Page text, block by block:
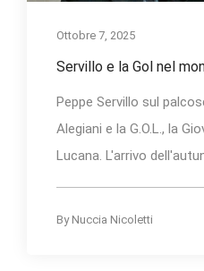
Ottobre 7, 2025
Servillo e la Gol nel
Peppe Servillo sul
Alegiani e la G.O.L., la
Lucana. L'arrivo
By Nuccia Nicoletti